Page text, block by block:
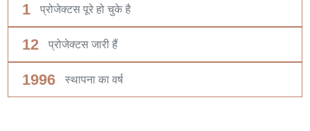
1 प्रोजेक्टस पूरे हो चुके है
12 प्रोजेक्टस जारी हैं
1996 स्थापना का वर्ष